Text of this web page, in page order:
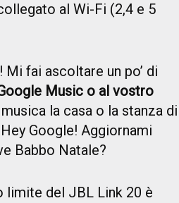
al Wi-Fi (2,4 e 5
Mi fai ascoltare un po’ di
Music o al vostro
la casa o la stanza di
Google! Aggiornami
Babbo Natale?
limite del JBL Link 20 è